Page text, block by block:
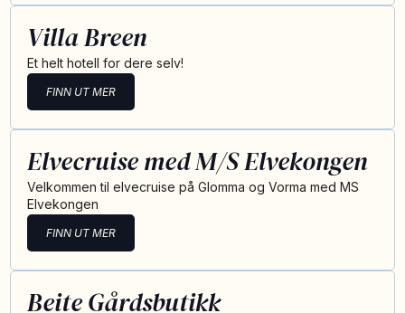
Villa Breen
Et helt hotell for dere selv!
FINN UT MER
Elvecruise med M/S Elvekongen
Velkommen til elvecruise på Glomma og Vorma med MS
Elvekongen
FINN UT MER
Beite Gårdsbutikk